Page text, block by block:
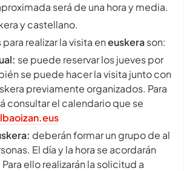
será de una hora y media.
y castellano.
realizar la visita eneuskerason:
se puede reservar los jueves por
se puede hacer la visita junto con
previamente organizados. Para
consultar el calendario que se
deberán formar un grupo de al
El día y la hora se acordarán
ello realizarán la solicitud a